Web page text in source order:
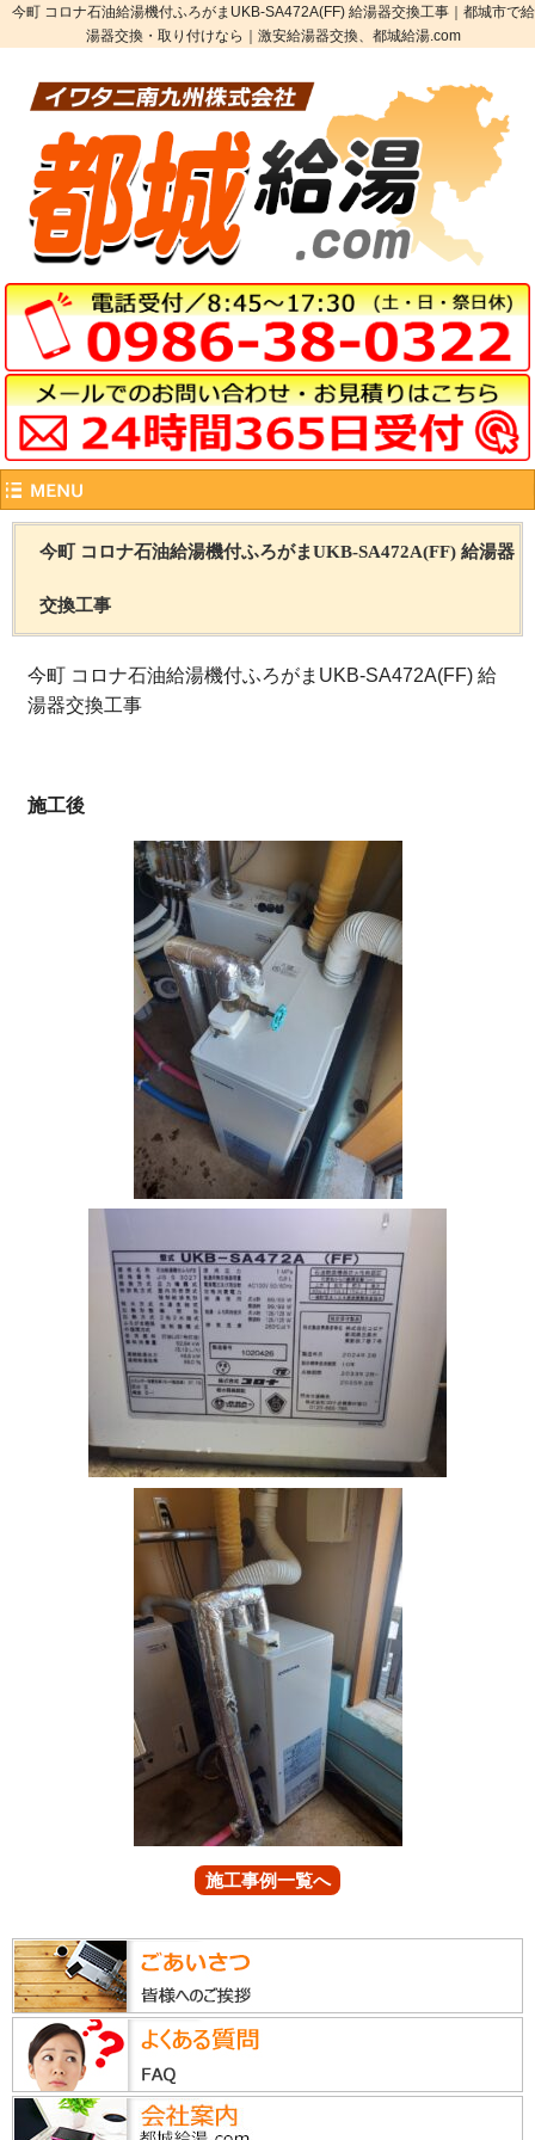
今町 コロナ石油給湯機付ふろがまUKB-SA472A(FF) 給湯器交換工事｜都城市で給
湯器交換・取り付けなら｜激安給湯器交換、都城給湯.com
今町 コロナ石油給湯機付ふろがまUKB-SA472A(FF) 給湯器
交換工事
今町 コロナ石油給湯機付ふろがまUKB-SA472A(FF) 給
湯器交換工事
施工後
施工事例一覧へ